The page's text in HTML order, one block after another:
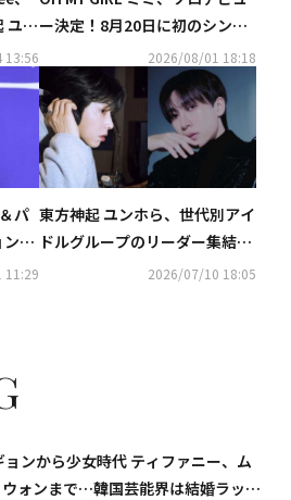
ユン
華芸
13:56
ー決定！8月20日に初のシング
2026/08/01 18:18
パ
ら
11:29
東方神起 ユンホら、世代別アイ
ドルグループのリーダー集結！
「知ってるお兄さん」に出演決
2026/07/10 18:05
ョンから少女時代 ティファニー、ム
ウォンまで…韓国芸能界は結婚ラッシ